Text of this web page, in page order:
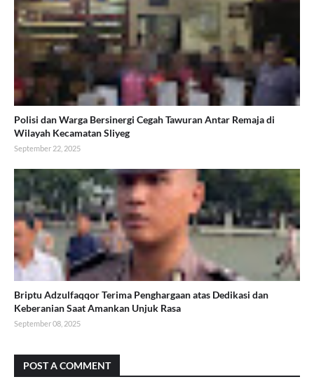
Polisi dan Warga Bersinergi Cegah Tawuran Antar Remaja di
Wilayah Kecamatan Sliyeg
September 22, 2025
Briptu Adzulfaqqor Terima Penghargaan atas Dedikasi dan
Keberanian Saat Amankan Unjuk Rasa
September 08, 2025
POST A COMMENT